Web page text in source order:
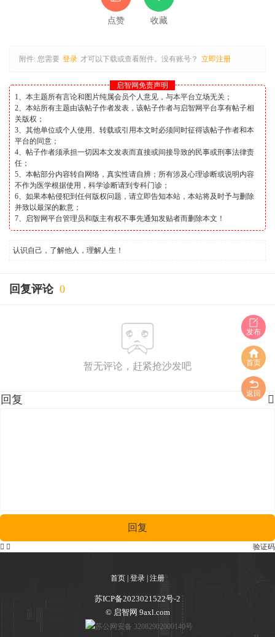
点赞 收藏
附件: 您需要 登录 才可以下载或查看附件。没有账号？ 立即注册
启智网免责声明
1、本主题所有言论和图片纯属会员个人意见，与本平台立场无关；
2、本站所有主题由该帖子作者发表，该帖子作者与启智网平台享有帖子相
关版权；
3、其他单位或个人使用、转载或引用本文时必须同时征得该帖子作者和本
平台的同意；
4、帖子作者须承担一切因本文发表而直接或间接导致的民事或刑事法律责
任；
5、本帖部分内容转自网络，真实性请自辨；所有涉及心理诊断或说明内容
不作为医学根据使用，科学诊断请到专科门诊；
6、如果本帖侵犯到任何版权问题，请立即告知本站，本站将及时予与删除
并致以最深的歉意；
7、启智网平台管理员和版主有权不事先通知发贴者而删除本文！
认识自己，了解他人，理解人生！
回复评论 0
暂无评论，赶紧抢沙发吧
发布
首页
返回

回复
回复
验证码
 
首页 登录 注册
苏ICP备2023021522号-2
© 启智网 9axl.com
苏公网安备 32082902000140号